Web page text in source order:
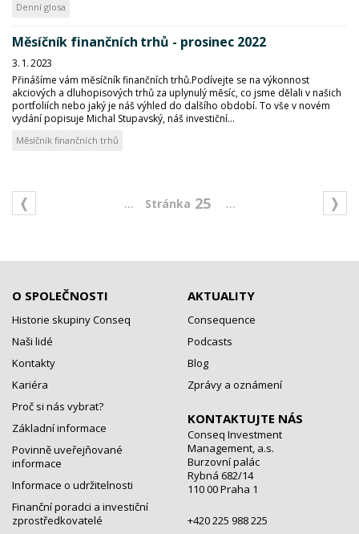
Denní glosa
Měsíčník finančních trhů - prosinec 2022
3. 1. 2023
Přinášíme vám měsíčník finančních trhů.Podívejte se na výkonnost
akciových a dluhopisových trhů za uplynulý měsíc, co jsme dělali v našich
portfoliích nebo jaký je náš výhled do dalšího období. To vše v novém
vydání popisuje Michal Stupavský, náš investiční...
Měsíčník finančních trhů
... 25 ...
O SPOLEČNOSTI
Historie skupiny Conseq
Naši lidé
Kontakty
Kariéra
Proč si nás vybrat?
Základní informace
Povinně uveřejňované
informace
Informace o udržitelnosti
Finanční poradci a investiční
zprostředkovatelé
AKTUALITY
Consequence
Podcasts
Blog
Zprávy a oznámení
KONTAKTUJTE NÁS
Conseq Investment
Management, a.s.
Burzovní palác
Rybná 682/14
110 00 Praha 1
+420 225 988 225